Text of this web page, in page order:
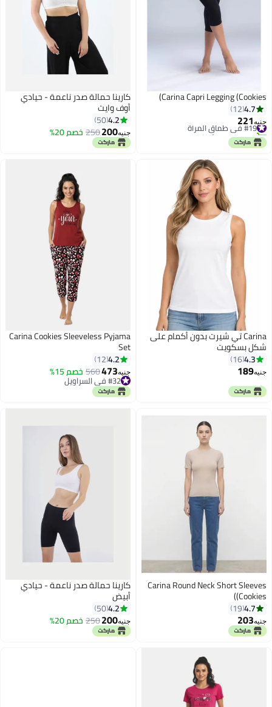
Carina Capri Legging (Cookies)
4.7
12
جنيه221
#19 في طماق المرأة
تم بيع +40 مؤخرًا
#19 في طماق المرأة 4
كارينا حمالة صدر ناعمة - حيادي
أوف وايت
4.2
50
جنيه200
250 خصم 20%
Carina تي شيرت بدون أكمام على
شكل بسكويت
4.3
16
جنيه189
Carina Cookies Sleeveless Pyjama
Set
4.2
12
جنيه473
560 خصم 15%
#32 في السراويل
#32 في السراويل
Carina Round Neck Short Sleeves
(Cookies)
4.7
19
جنيه203
4
كارينا حمالة صدر ناعمة - حيادي
أبيض
4.2
50
جنيه200
250 خصم 20%